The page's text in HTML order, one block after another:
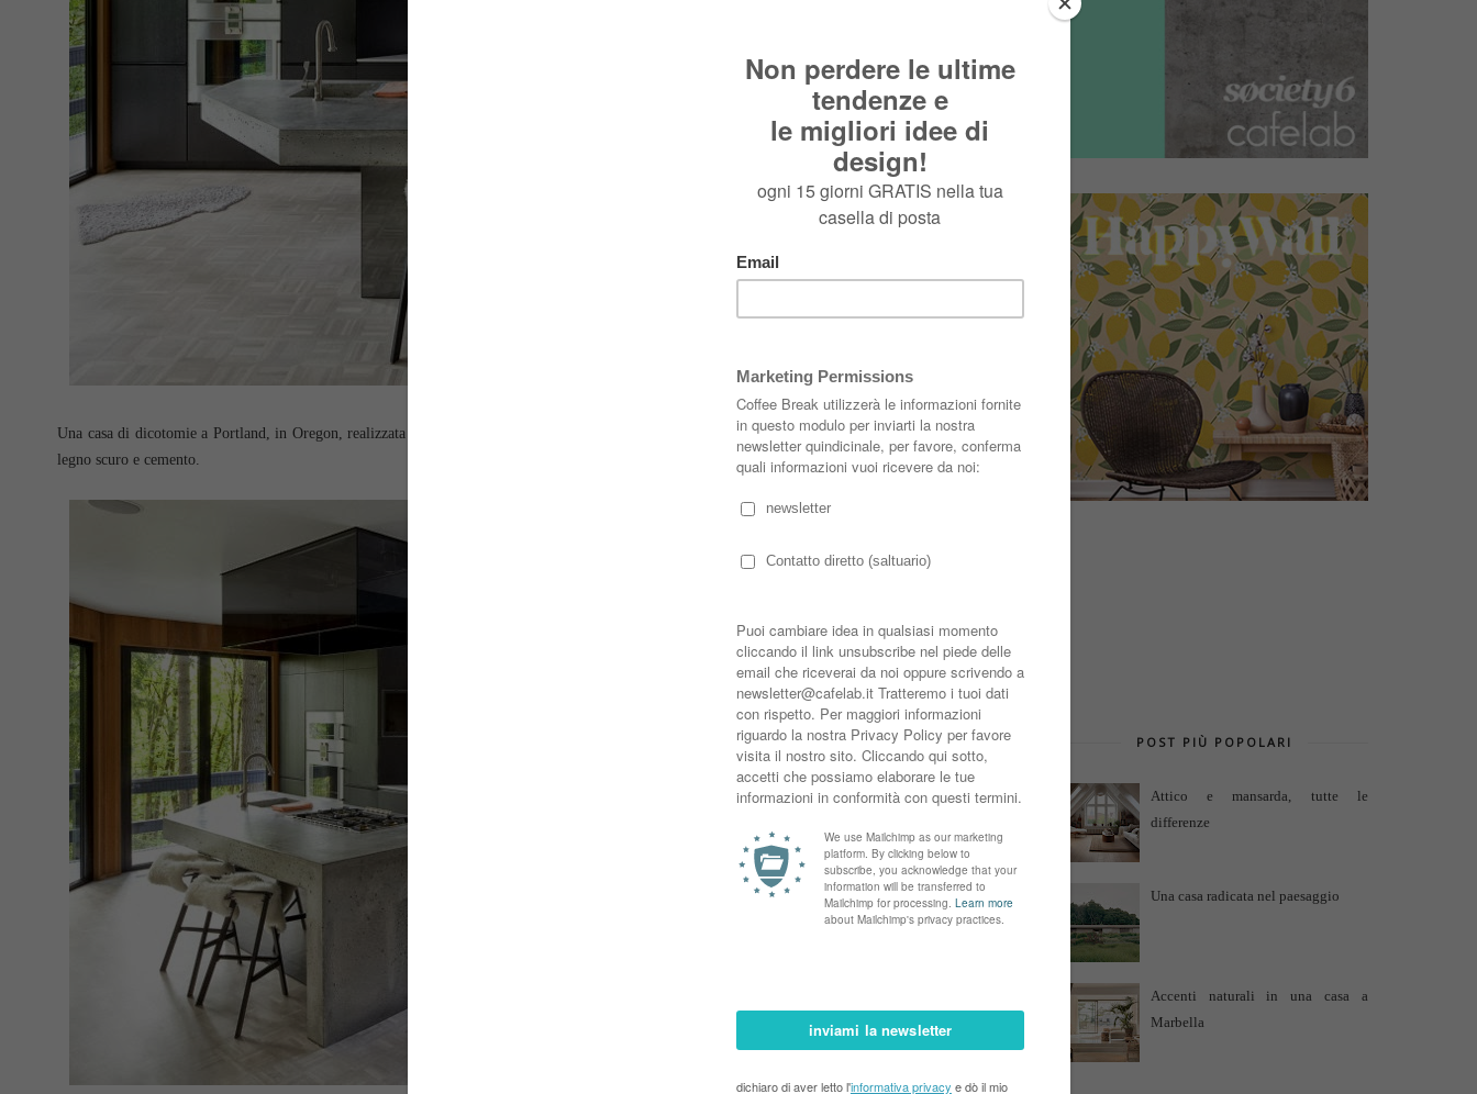
Una casa di dicotomie a Portland, in Oregon, realizzata da
; chiaro contro scuro, moderno contro retrò, materiali a vista come
legno scuro e cemento.
POST PIÙ POPOLARI
Attico e mansarda, tutte le
differenze
Una casa radicata nel paesaggio
Accenti naturali in una casa a
Marbella